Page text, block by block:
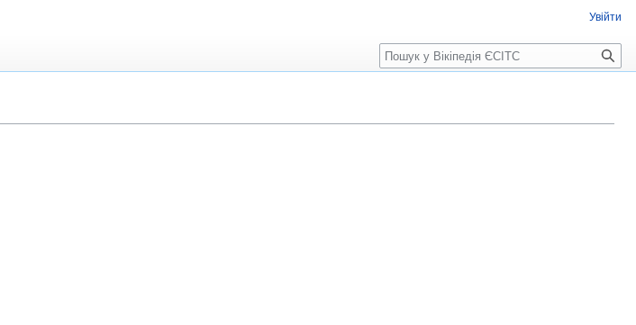
Увійти
Пошук